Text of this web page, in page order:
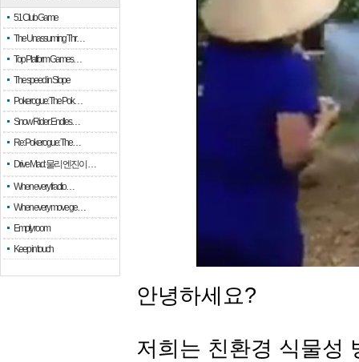
51 Club Game
The Unassuming Thr…
Top Platform Games…
The speed in Slope
Pokerogue: The Pok…
Snow Rider: Endles…
Re: Pokerogue: The…
Drive Mad: 물리 엔진이 …
When every fractio…
When every move ge…
Empty room
Keep in touch
안녕하세요?
저희는 친환경 식물성